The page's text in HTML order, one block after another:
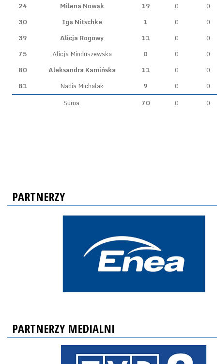
24
Milena Nowak 19 0
0
30
Iga Nitschke 1 0
0
39
Alicja Rogowy 11 0
0
75
Alicja Mioduszewska 0 0
0
80
Aleksandra Kamińska 11 0
0
81
Nadia Michalak 9 0
0
Suma
70 0 0
PARTNERZY
PARTNERZY MEDIALNI